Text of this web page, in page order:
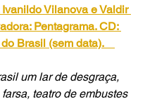
Ivanildo Vilanova e Valdir
Pentagrama. CD:
Brasil (sem data).
um lar de desgraça,
teatro de embustes